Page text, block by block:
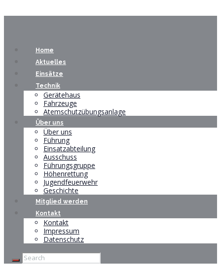
Home
Aktuelles
Einsätze
Technik
Gerätehaus
Fahrzeuge
Atemschutzübungsanlage
Über uns
Über uns
Führung
Einsatzabteilung
Ausschuss
Führungsgruppe
Höhenrettung
Jugendfeuerwehr
Geschichte
Mitglied werden
Kontakt
Kontakt
Impressum
Datenschutz